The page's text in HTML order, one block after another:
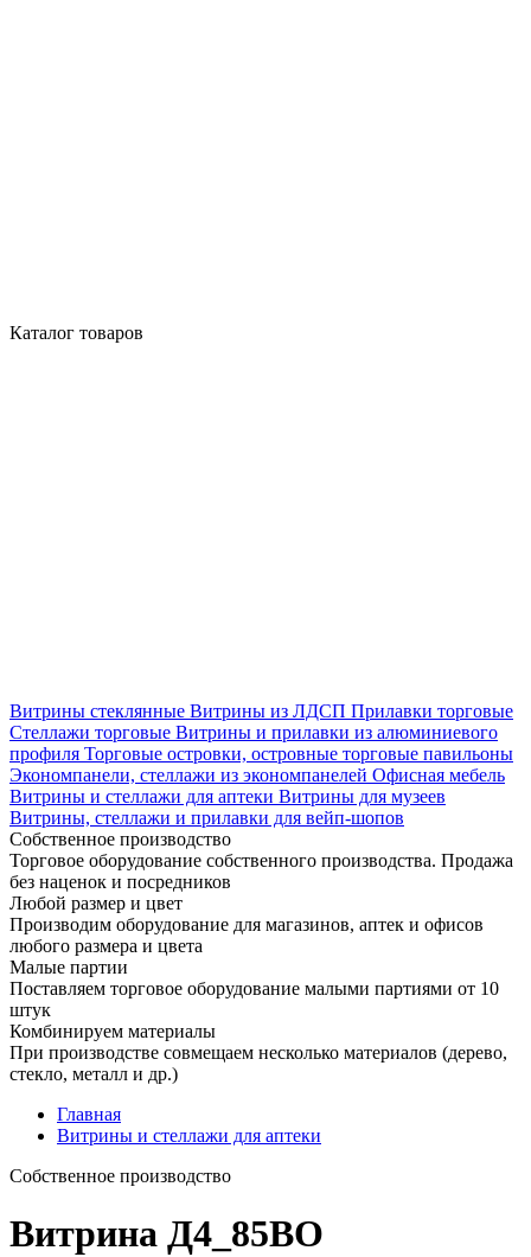
Каталог товаров
Витрины стеклянные Витрины из ЛДСП Прилавки торговые
Стеллажи торговые Витрины и прилавки из алюминиевого
профиля Торговые островки, островные торговые павильоны
Экономпанели, стеллажи из экономпанелей Офисная мебель
Витрины и стеллажи для аптеки Витрины для музеев
Витрины, стеллажи и прилавки для вейп-шопов
Собственное производство
Торговое оборудование собственного производства. Продажа
без наценок и посредников
Любой размер и цвет
Производим оборудование для магазинов, аптек и офисов
любого размера и цвета
Малые партии
Поставляем торговое оборудование малыми партиями от 10
штук
Комбинируем материалы
При производстве совмещаем несколько материалов (дерево,
стекло, металл и др.)
Главная
Витрины и стеллажи для аптеки
Cобственное производство
Витрина Д4_85ВО